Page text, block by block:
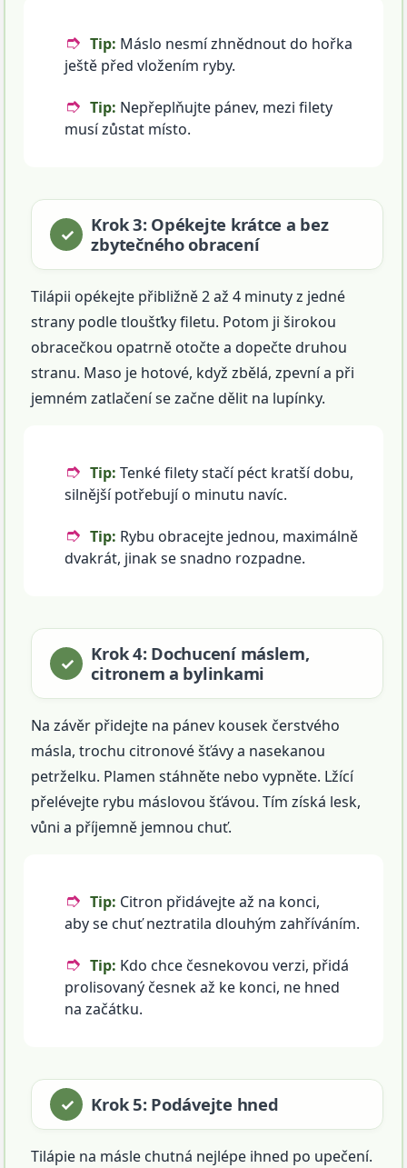
Tip: Máslo nesmí zhnědnout do hořka
ještě před vložením ryby.
Tip: Nepřeplňujte pánev, mezi filety
musí zůstat místo.
Krok 3: Opékejte krátce a bez
zbytečného obracení
Tilápii opékejte přibližně 2 až 4 minuty z jedné
strany podle tloušťky filetu. Potom ji širokou
obracečkou opatrně otočte a dopečte druhou
stranu. Maso je hotové, když zbělá, zpevní a při
jemném zatlačení se začne dělit na lupínky.
Tip: Tenké filety stačí péct kratší dobu,
silnější potřebují o minutu navíc.
Tip: Rybu obracejte jednou, maximálně
dvakrát, jinak se snadno rozpadne.
Krok 4: Dochucení máslem,
citronem a bylinkami
Na závěr přidejte na pánev kousek čerstvého
másla, trochu citronové šťávy a nasekanou
petrželku. Plamen stáhněte nebo vypněte. Lžící
přelévejte rybu máslovou šťávou. Tím získá lesk,
vůni a příjemně jemnou chuť.
Tip: Citron přidávejte až na konci,
aby se chuť neztratila dlouhým zahříváním.
Tip: Kdo chce česnekovou verzi, přidá
prolisovaný česnek až ke konci, ne hned
na začátku.
Krok 5: Podávejte hned
Tilápie na másle chutná nejlépe ihned po upečení.